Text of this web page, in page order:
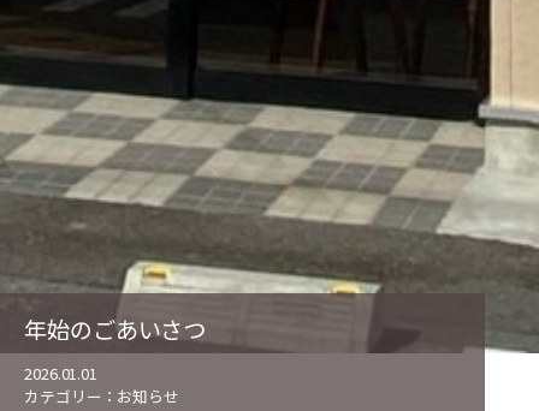
年始のごあいさつ
2026.01.01
カテゴリー： お知らせ